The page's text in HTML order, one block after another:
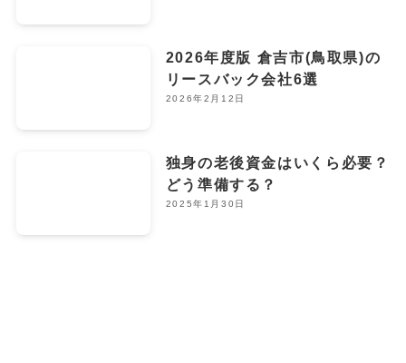
2026年度版 倉吉市(鳥取県)の
リースバック会社6選
2026年2月12日
独身の老後資金はいくら必要？
どう準備する？
2025年1月30日